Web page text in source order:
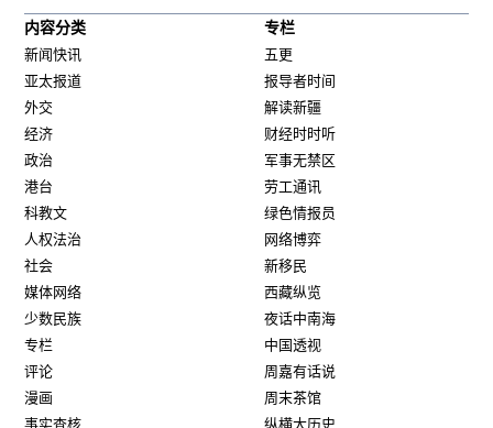
内容分类
新闻快讯
亚太报道
外交
经济
政治
港台
科教文
人权法治
社会
媒体网络
少数民族
专栏
评论
漫画
事实查核
专栏
五更
报导者时间
解读新疆
财经时时听
军事无禁区
劳工通讯
绿色情报员
网络博弈
新移民
西藏纵览
夜话中南海
中国透视
周嘉有话说
周末茶馆
纵横大历史